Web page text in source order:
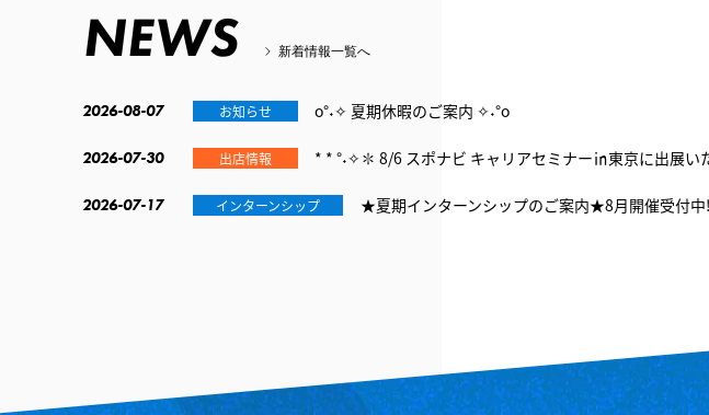
NEWS 新着情報一覧へ
2026-08-07 お知らせ o°˖✧ 夏期休暇のご案内 ✧˖°o
2026-07-30 出店情報 * * °˖✧✽ 8/6 スポナビ キャリアセミナー㏌東京に出展い
2026-07-17 インターンシップ ★夏期インターンシップのご案内★8月開催受付中